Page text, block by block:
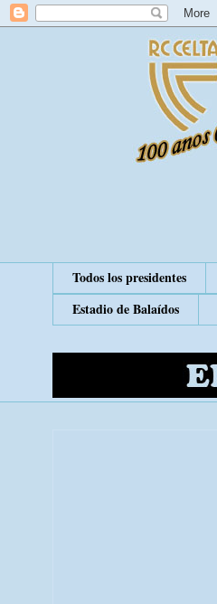
Todos los presidentes
Estadio de Balaídos